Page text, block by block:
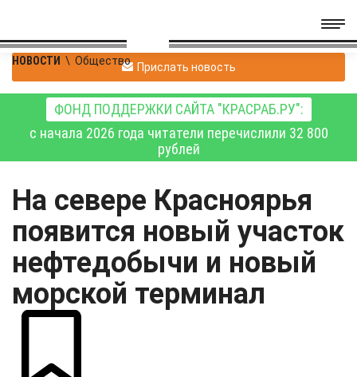
НОВОСТИ \ Общество Прислать новость
ФОНД ПОДДЕРЖКИ САЙТА "КРАСРАБ.РУ":
с начала 2026 года читатели перечислили 32 800
рублей
На севере Красноярья
появится новый участок
нефтедобычи и новый
морской терминал